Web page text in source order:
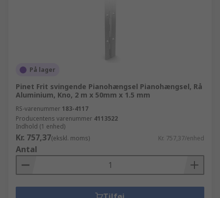
På lager
Pinet Frit svingende Pianohængsel Pianohængsel, Rå
Aluminium, Kno, 2 m x 50mm x 1.5 mm
RS-varenummer 183-4117
Producentens varenummer 4113522
Indhold (1 enhed)
Kr. 757,37(ekskl. moms) Kr. 757,37/enhed
Antal